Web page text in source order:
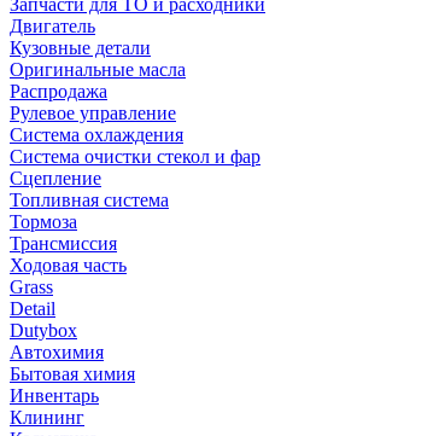
Запчасти для ТО и расходники
Двигатель
Кузовные детали
Оригинальные масла
Распродажа
Рулевое управление
Система охлаждения
Система очистки стекол и фар
Сцепление
Топливная система
Тормоза
Трансмиссия
Ходовая часть
Grass
Detail
Dutybox
Автохимия
Бытовая химия
Инвентарь
Клининг